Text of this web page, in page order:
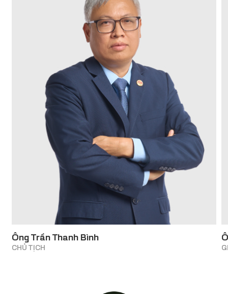
Ông Trần Thanh Bình
CHỦ TỊCH
TÌM HIỂU VỀ NĂNG LỰC
SẢN XUẤT HIỆN ĐẠI
CỦA Z113